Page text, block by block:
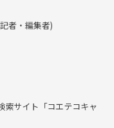
者・編集者)
索サイト「コエテコキャ